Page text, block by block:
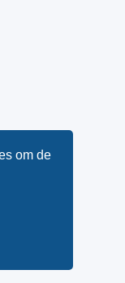
om de